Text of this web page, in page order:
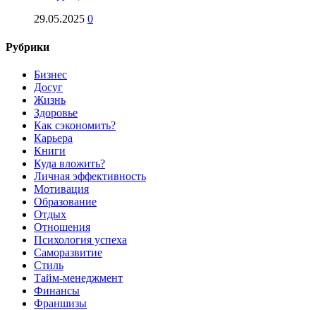
29.05.2025 0
Рубрики
Бизнес
Досуг
Жизнь
Здоровье
Как сэкономить?
Карьера
Книги
Куда вложить?
Личная эффективность
Мотивация
Образование
Отдых
Отношения
Психология успеха
Саморазвитие
Стиль
Тайм-менеджмент
Финансы
Франшизы